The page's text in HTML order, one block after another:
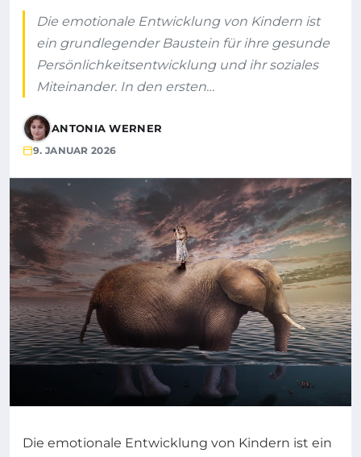
Die emotionale Entwicklung von Kindern ist
ein grundlegender Baustein für ihre gesunde
Persönlichkeitsentwicklung und ihr soziales
Miteinander. In den ersten…
ANTONIA WERNER
9. JANUAR 2026
Die emotionale Entwicklung von Kindern ist ein